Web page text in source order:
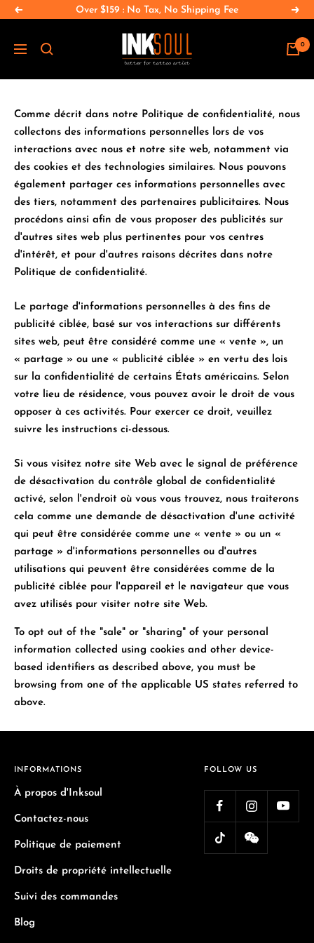
Passer
contenu
Précédent Over $159 : No Tax, No Shipping Fee
Navigation
INKSOULSUPPLY.COM 0
Comme décrit dans notre Politique de confidentialité, nous
collectons des informations personnelles lors de vos
interactions avec nous et notre site web, notamment via
des cookies et des technologies similaires. Nous pouvons
également partager ces informations personnelles avec
des tiers, notamment des partenaires publicitaires. Nous
procédons ainsi afin de vous proposer des publicités sur
d'autres sites web plus pertinentes pour vos centres
d'intérêt, et pour d'autres raisons décrites dans notre
Politique de confidentialité.
Le partage d'informations personnelles à des fins de
publicité ciblée, basé sur vos interactions sur différents
sites web, peut être considéré comme une « vente », un
« partage » ou une « publicité ciblée » en vertu des lois
sur la confidentialité de certains États américains. Selon
votre lieu de résidence, vous pouvez avoir le droit de vous
opposer à ces activités. Pour exercer ce droit, veuillez
suivre les instructions ci-dessous.
Si vous visitez notre site Web avec le signal de préférence
de désactivation du contrôle global de confidentialité
activé, selon l'endroit où vous vous trouvez, nous traiterons
cela comme une demande de désactivation d'une activité
qui peut être considérée comme une « vente » ou un «
partage » d'informations personnelles ou d'autres
utilisations qui peuvent être considérées comme de la
publicité ciblée pour l'appareil et le navigateur que vous
avez utilisés pour visiter notre site Web.
To opt out of the "sale" or "sharing" of your personal
information collected using cookies and other device-
based identifiers as described above, you must be
browsing from one of the applicable US states referred to
above.
INFORMATIONS
À propos d'Inksoul
Contactez-nous
Politique de paiement
Droits de propriété intellectuelle
Suivi des commandes
Blog
FOLLOW US